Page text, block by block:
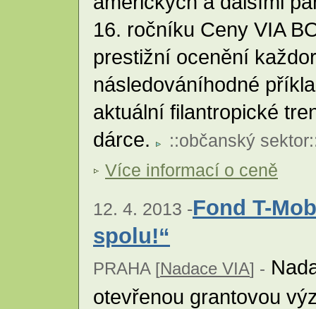
16. ročníku Ceny VIA
prestižní ocenění
následováníhodné
aktuální filantropické
dárce.
::občanský sektor
Více informací o ceně
12. 4. 2013 -Fond T-
spolu!“
PRAHA [Nadace VIA] -
otevřenou grantovou